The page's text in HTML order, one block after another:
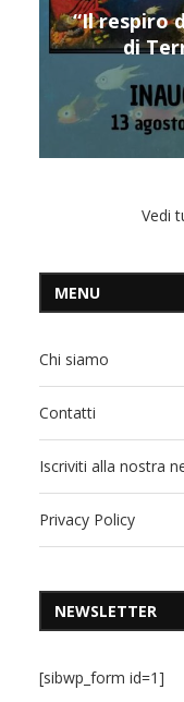
“Il respiro
di
Vedi
MENU
Chi siamo
Contatti
Iscriviti alla nostra
Privacy Policy
NEWSLETTER
[sibwp_form id=1]